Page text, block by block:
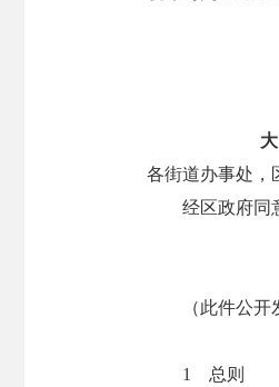
各街道办事处，
经区政府同
（此件公开
1 总则